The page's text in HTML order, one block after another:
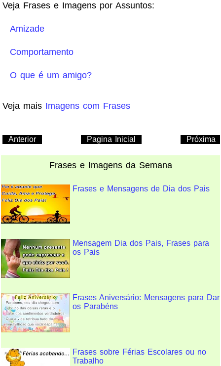
Veja Frases e Imagens por Assuntos:
Amizade
Comportamento
O que é um amigo?
Veja mais Imagens com Frases
Anterior Próxima
Pagina Inicial
Frases e Imagens da Semana
Frases e Mensagens de Dia dos Pais
Mensagem Dia dos Pais, Frases para
os Pais
Frases Aniversário: Mensagens para Dar
os Parabéns
Frases sobre Férias Escolares ou no
Trabalho